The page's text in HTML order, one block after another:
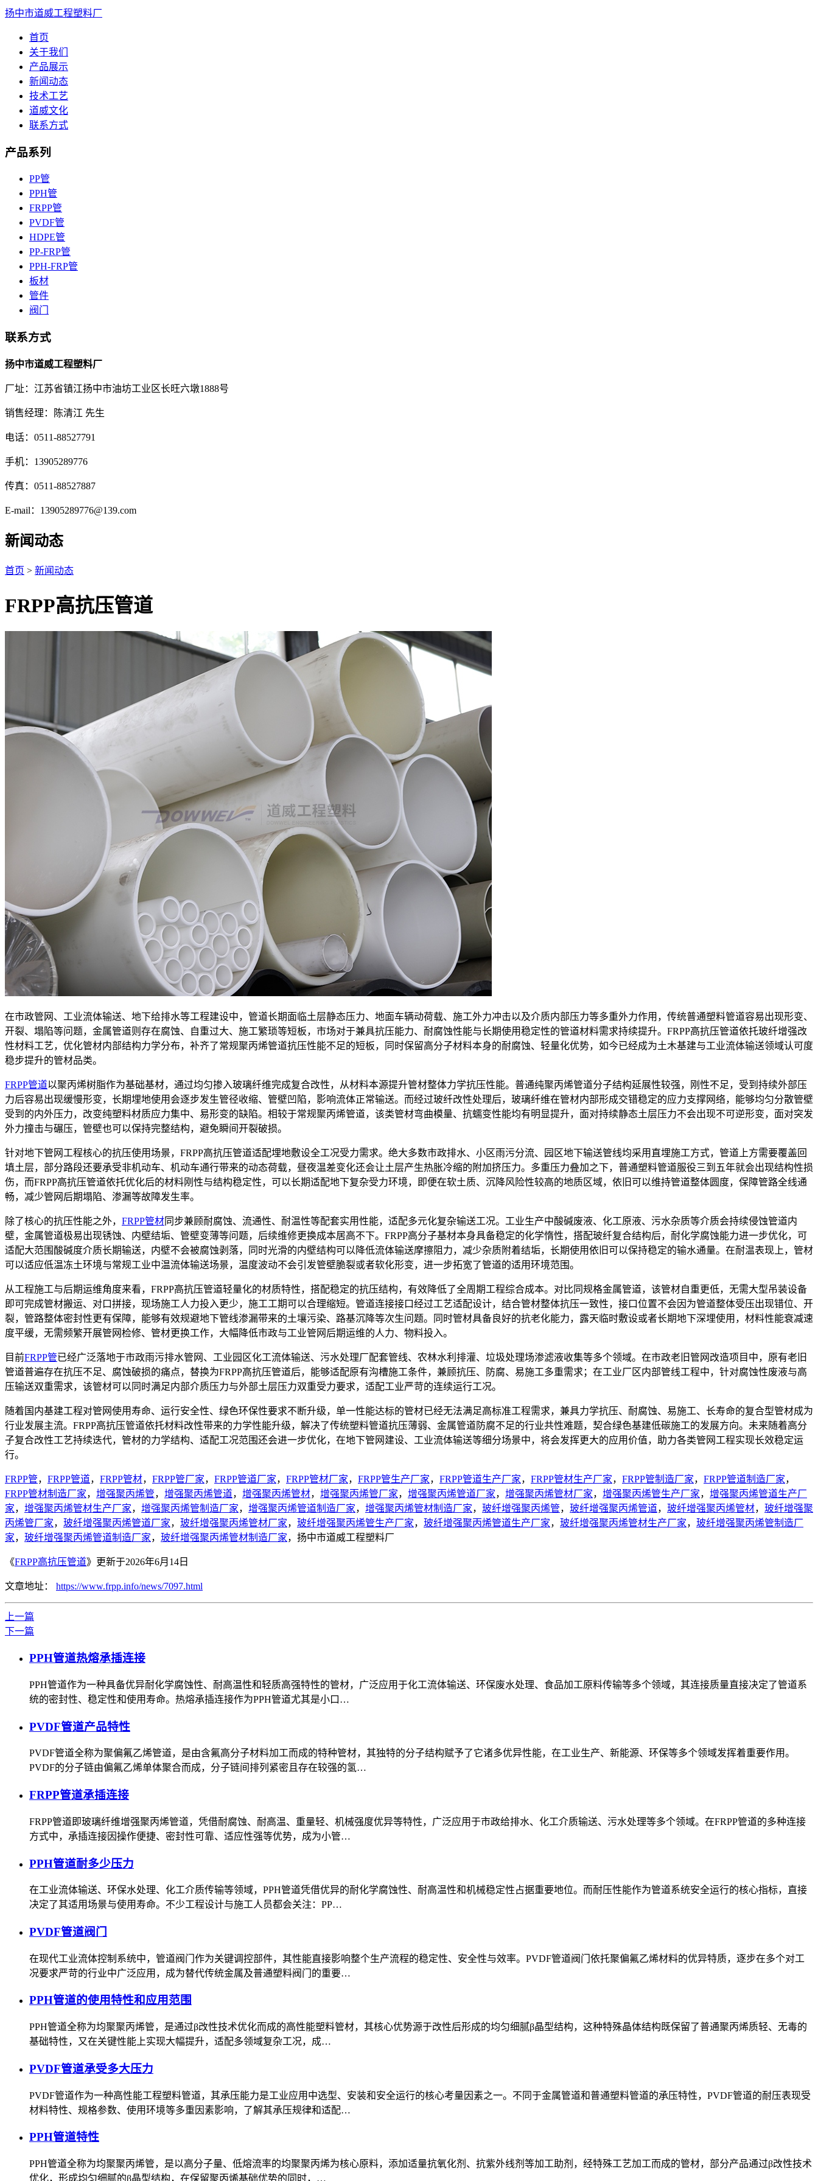
扬中市道威工程塑料厂
首页
关于我们
产品展示
新闻动态
技术工艺
道威文化
联系方式
产品系列
PP管
PPH管
FRPP管
PVDF管
HDPE管
PP-FRP管
PPH-FRP管
板材
管件
阀门
联系方式
扬中市道威工程塑料厂
厂址：江苏省镇江扬中市油坊工业区长旺六墩1888号
销售经理：陈清江 先生
电话：0511-88527791
手机：13905289776
传真：0511-88527887
E-mail：13905289776@139.com
新闻动态
首页 > 新闻动态
FRPP高抗压管道
在市政管网、工业流体输送、地下给排水等工程建设中，管道长期面临土层静态压力、地面车辆动荷载、施工外力冲击以及介质内部压力等多重外力作用，传统普通塑料管道容易出现形变、
开裂、塌陷等问题，金属管道则存在腐蚀、自重过大、施工繁琐等短板，市场对于兼具抗压能力、耐腐蚀性能与长期使用稳定性的管道材料需求持续提升。FRPP高抗压管道依托玻纤增强改
性材料工艺，优化管材内部结构力学分布，补齐了常规聚丙烯管道抗压性能不足的短板，同时保留高分子材料本身的耐腐蚀、轻量化优势，如今已经成为土木基建与工业流体输送领域认可度
稳步提升的管材品类。
FRPP管道以聚丙烯树脂作为基础基材，通过均匀掺入玻璃纤维完成复合改性，从材料本源提升管材整体力学抗压性能。普通纯聚丙烯管道分子结构延展性较强，刚性不足，受到持续外部压
力后容易出现缓慢形变，长期埋地使用会逐步发生管径收缩、管壁凹陷，影响流体正常输送。而经过玻纤改性处理后，玻璃纤维在管材内部形成交错稳定的应力支撑网络，能够均匀分散管壁
受到的内外压力，改变纯塑料材质应力集中、易形变的缺陷。相较于常规聚丙烯管道，该类管材弯曲模量、抗蠕变性能均有明显提升，面对持续静态土层压力不会出现不可逆形变，面对突发
外力撞击与碾压，管壁也可以保持完整结构，避免瞬间开裂破损。
针对地下管网工程核心的抗压使用场景，FRPP高抗压管道适配埋地敷设全工况受力需求。绝大多数市政排水、小区雨污分流、园区地下输送管线均采用直埋施工方式，管道上方需要覆盖回
填土层，部分路段还要承受非机动车、机动车通行带来的动态荷载，昼夜温差变化还会让土层产生热胀冷缩的附加挤压力。多重压力叠加之下，普通塑料管道服役三到五年就会出现结构性损
伤，而FRPP高抗压管道依托优化后的材料刚性与结构稳定性，可以长期适配地下复杂受力环境，即便在软土质、沉降风险性较高的地质区域，依旧可以维持管道整体圆度，保障管路全线通
畅，减少管网后期塌陷、渗漏等故障发生率。
除了核心的抗压性能之外， FRPP管材同步兼顾耐腐蚀、流通性、耐温性等配套实用性能，适配多元化复杂输送工况。工业生产中酸碱废液、化工原液、污水杂质等介质会持续侵蚀管道内
壁，金属管道极易出现锈蚀、内壁结垢、管壁变薄等问题，后续维修更换成本居高不下。FRPP高分子基材本身具备稳定的化学惰性，搭配玻纤复合结构后，耐化学腐蚀能力进一步优化，可
适配大范围酸碱度介质长期输送，内壁不会被腐蚀剥落，同时光滑的内壁结构可以降低流体输送摩擦阻力，减少杂质附着结垢，长期使用依旧可以保持稳定的输水通量。在耐温表现上，管材
可以适应低温冻土环境与常规工业中温流体输送场景，温度波动不会引发管壁脆裂或者软化形变，进一步拓宽了管道的适用环境范围。
从工程施工与后期运维角度来看，FRPP高抗压管道轻量化的材质特性，搭配稳定的抗压结构，有效降低了全周期工程综合成本。对比同规格金属管道，该管材自重更低，无需大型吊装设备
即可完成管材搬运、对口拼接，现场施工人力投入更少，施工工期可以合理缩短。管道连接接口经过工艺适配设计，结合管材整体抗压一致性，接口位置不会因为管道整体受压出现错位、开
裂，管路整体密封性更有保障，能够有效规避地下管线渗漏带来的土壤污染、路基沉降等次生问题。同时管材具备良好的抗老化能力，露天临时敷设或者长期地下深埋使用，材料性能衰减速
度平缓，无需频繁开展管网检修、管材更换工作，大幅降低市政与工业管网后期运维的人力、物料投入。
目前FRPP管已经广泛落地于市政雨污排水管网、工业园区化工流体输送、污水处理厂配套管线、农林水利排灌、垃圾处理场渗滤液收集等多个领域。在市政老旧管网改造项目中，原有老旧
管道普遍存在抗压不足、腐蚀破损的痛点，替换为FRPP高抗压管道后，能够适配原有沟槽施工条件，兼顾抗压、防腐、易施工多重需求；在工业厂区内部管线工程中，针对腐蚀性废液与高
压输送双重需求，该管材可以同时满足内部介质压力与外部土层压力双重受力要求，适配工业严苛的连续运行工况。
随着国内基建工程对管网使用寿命、运行安全性、绿色环保性要求不断升级，单一性能达标的管材已经无法满足高标准工程需求，兼具力学抗压、耐腐蚀、易施工、长寿命的复合型管材成为
行业发展主流。FRPP高抗压管道依托材料改性带来的力学性能升级，解决了传统塑料管道抗压薄弱、金属管道防腐不足的行业共性难题，契合绿色基建低碳施工的发展方向。未来随着高分
子复合改性工艺持续迭代，管材的力学结构、适配工况范围还会进一步优化，在地下管网建设、工业流体输送等细分场景中，将会发挥更大的应用价值，助力各类管网工程实现长效稳定运
行。
FRPP管， FRPP管道， FRPP管材， FRPP管厂家， FRPP管道厂家， FRPP管材厂家， FRPP管生产厂家， FRPP管道生产厂家， FRPP管材生产厂家， FRPP管制造厂家， FRPP管道制造厂家，
FRPP管材制造厂家， 增强聚丙烯管， 增强聚丙烯管道， 增强聚丙烯管材， 增强聚丙烯管厂家， 增强聚丙烯管道厂家， 增强聚丙烯管材厂家， 增强聚丙烯管生产厂家， 增强聚丙烯管道生产厂
家， 增强聚丙烯管材生产厂家， 增强聚丙烯管制造厂家， 增强聚丙烯管道制造厂家， 增强聚丙烯管材制造厂家， 玻纤增强聚丙烯管， 玻纤增强聚丙烯管道， 玻纤增强聚丙烯管材， 玻纤增强聚
丙烯管厂家， 玻纤增强聚丙烯管道厂家， 玻纤增强聚丙烯管材厂家， 玻纤增强聚丙烯管生产厂家， 玻纤增强聚丙烯管道生产厂家， 玻纤增强聚丙烯管材生产厂家， 玻纤增强聚丙烯管制造厂
家， 玻纤增强聚丙烯管道制造厂家， 玻纤增强聚丙烯管材制造厂家，扬中市道威工程塑料厂
《FRPP高抗压管道》更新于2026年6月14日
文章地址： https://www.frpp.info/news/7097.html
上一篇
下一篇
PPH管道热熔承插连接
PPH管道作为一种具备优异耐化学腐蚀性、耐高温性和轻质高强特性的管材，广泛应用于化工流体输送、环保废水处理、食品加工原料传输等多个领域，其连接质量直接决定了管道系
统的密封性、稳定性和使用寿命。热熔承插连接作为PPH管道尤其是小口…
PVDF管道产品特性
PVDF管道全称为聚偏氟乙烯管道，是由含氟高分子材料加工而成的特种管材，其独特的分子结构赋予了它诸多优异性能，在工业生产、新能源、环保等多个领域发挥着重要作用。
PVDF的分子链由偏氟乙烯单体聚合而成，分子链间排列紧密且存在较强的氢…
FRPP管道承插连接
FRPP管道即玻璃纤维增强聚丙烯管道，凭借耐腐蚀、耐高温、重量轻、机械强度优异等特性，广泛应用于市政给排水、化工介质输送、污水处理等多个领域。在FRPP管道的多种连接
方式中，承插连接因操作便捷、密封性可靠、适应性强等优势，成为小管…
PPH管道耐多少压力
在工业流体输送、环保水处理、化工介质传输等领域，PPH管道凭借优异的耐化学腐蚀性、耐高温性和机械稳定性占据重要地位。而耐压性能作为管道系统安全运行的核心指标，直接
决定了其适用场景与使用寿命。不少工程设计与施工人员都会关注：PP…
PVDF管道阀门
在现代工业流体控制系统中，管道阀门作为关键调控部件，其性能直接影响整个生产流程的稳定性、安全性与效率。PVDF管道阀门依托聚偏氟乙烯材料的优异特质，逐步在多个对工
况要求严苛的行业中广泛应用，成为替代传统金属及普通塑料阀门的重要…
PPH管道的使用特性和应用范围
PPH管道全称为均聚聚丙烯管，是通过β改性技术优化而成的高性能塑料管材，其核心优势源于改性后形成的均匀细腻β晶型结构，这种特殊晶体结构既保留了普通聚丙烯质轻、无毒的
基础特性，又在关键性能上实现大幅提升，适配多领域复杂工况，成…
PVDF管道承受多大压力
PVDF管道作为一种高性能工程塑料管道，其承压能力是工业应用中选型、安装和安全运行的核心考量因素之一。不同于金属管道和普通塑料管道的承压特性，PVDF管道的耐压表现受
材料特性、规格参数、使用环境等多重因素影响，了解其承压规律和适配…
PPH管道特性
PPH管道全称为均聚聚丙烯管，是以高分子量、低熔流率的均聚聚丙烯为核心原料，添加适量抗氧化剂、抗紫外线剂等加工助剂，经特殊工艺加工而成的管材，部分产品通过β改性技术
优化，形成均匀细腻的β晶型结构，在保留聚丙烯基础优势的同时，…